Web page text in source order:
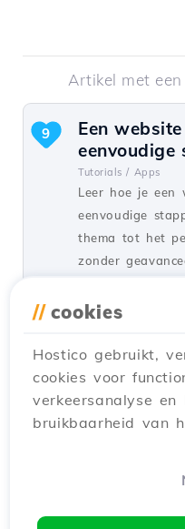
Artikel met
Een
eenvoudige
Tutorials / Apps
Leer hoe je een
eenvoudige
thema tot het
zonder
9
door Mark D.
Bijgewerkt een jaar
Google
Tutorials / Dev
Ontdek de
4
// cookies
Hostico gebruikt,
cookies voor
verkeersanalyse
bruikbaarheid van